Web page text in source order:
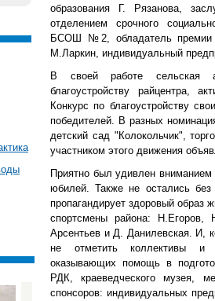
образования Г. Рязанова,
отделением срочного
БСОШ №2, обладатель премии
М.Ларкин, индивидуальный
В своей работе сельская
благоустройству райцентра,
Конкурс по благоустройству
победителей. В разных
детский сад "Колокольчик",
участником этого движения
Приятно был удивлен
юбилей. Также не остались
пропагандирует здоровый образ
спортсмены района:
Арсентьев и Д. Данилевская. И,
не отметить коллективы и
оказывающих помощь в
РДК, краеведческого музея,
спонсоров: индивидуальных